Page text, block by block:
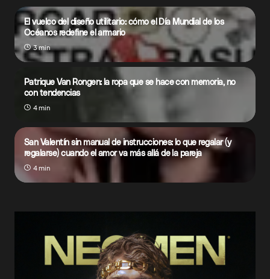
El vuelco del diseño utilitario: cómo el Día Mundial de los
Océanos redefine el armario
3 min
Patrique Van Rongen: la ropa que se hace con memoria, no
con tendencias
4 min
San Valentín sin manual de instrucciones: lo que regalar (y
regalarse) cuando el amor va más allá de la pareja
4 min